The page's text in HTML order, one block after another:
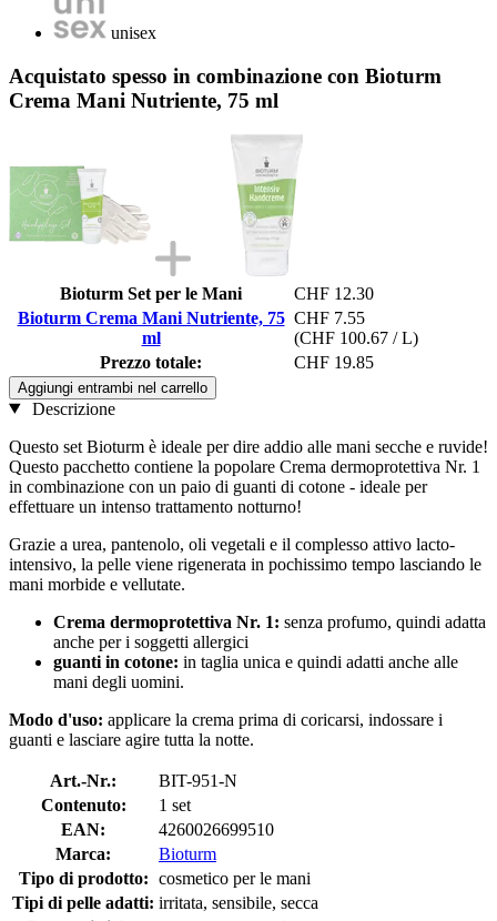
unisex
Acquistato spesso in combinazione con Bioturm
Crema Mani Nutriente, 75 ml
Bioturm Set per le Mani
CHF 12.30
Bioturm Crema Mani Nutriente, 75
ml
CHF 7.55
(CHF 100.67 / L)
Prezzo totale:
CHF 19.85
Aggiungi entrambi nel carrello
Descrizione
Questo set Bioturm è ideale per dire addio alle mani secche e ruvide!
Questo pacchetto contiene la popolare Crema dermoprotettiva Nr. 1
in combinazione con un paio di guanti di cotone - ideale per
effettuare un intenso trattamento notturno!
Grazie a urea, pantenolo, oli vegetali e il complesso attivo lacto-
intensivo, la pelle viene rigenerata in pochissimo tempo lasciando le
mani morbide e vellutate.
Crema dermoprotettiva Nr. 1: senza profumo, quindi adatta
anche per i soggetti allergici
guanti in cotone: in taglia unica e quindi adatti anche alle
mani degli uomini.
Modo d'uso: applicare la crema prima di coricarsi, indossare i
guanti e lasciare agire tutta la notte.
Art.-Nr.:
BIT-951-N
Contenuto:
1 set
EAN:
4260026699510
Marca:
Bioturm
Tipo di prodotto: cosmetico per le mani
Tipi di pelle adatti: irritata, sensibile, secca